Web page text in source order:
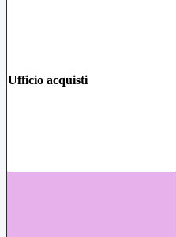
Ufficio acquisti